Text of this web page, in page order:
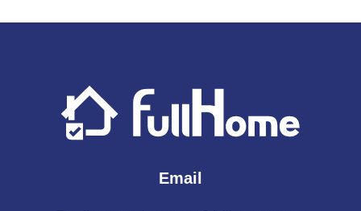
Email